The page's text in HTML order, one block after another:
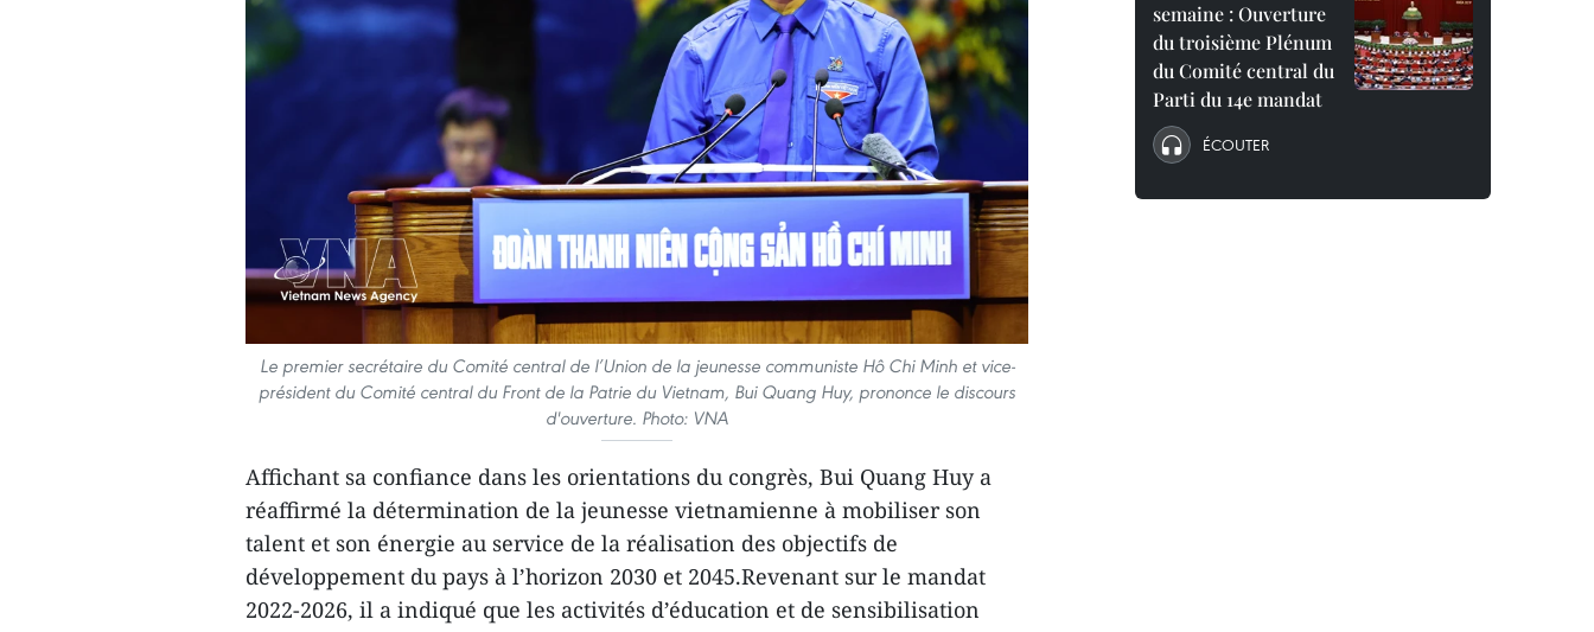
Le premier secrétaire du Comité central de l’Union de la jeunesse communiste Hô Chi Minh et vice-
président du Comité central du Front de la Patrie du Vietnam, Bui Quang Huy, prononce le discours
d'ouverture. Photo: VNA
Affichant sa confiance dans les orientations du congrès, Bui Quang Huya
réaffirmé la détermination de la jeunesse vietnamienne à mobiliser son
talent et son énergie au service de la réalisation des objectifs de
développement du pays à l’horizon 2030 et 2045.Revenant sur le mandat
2022-2026, il a indiqué que les activités d’éducation et de sensibilisation
semaine : Ouverture
du troisième Plénum
du Comité central du
Parti du 14e mandat
ÉCOUTER